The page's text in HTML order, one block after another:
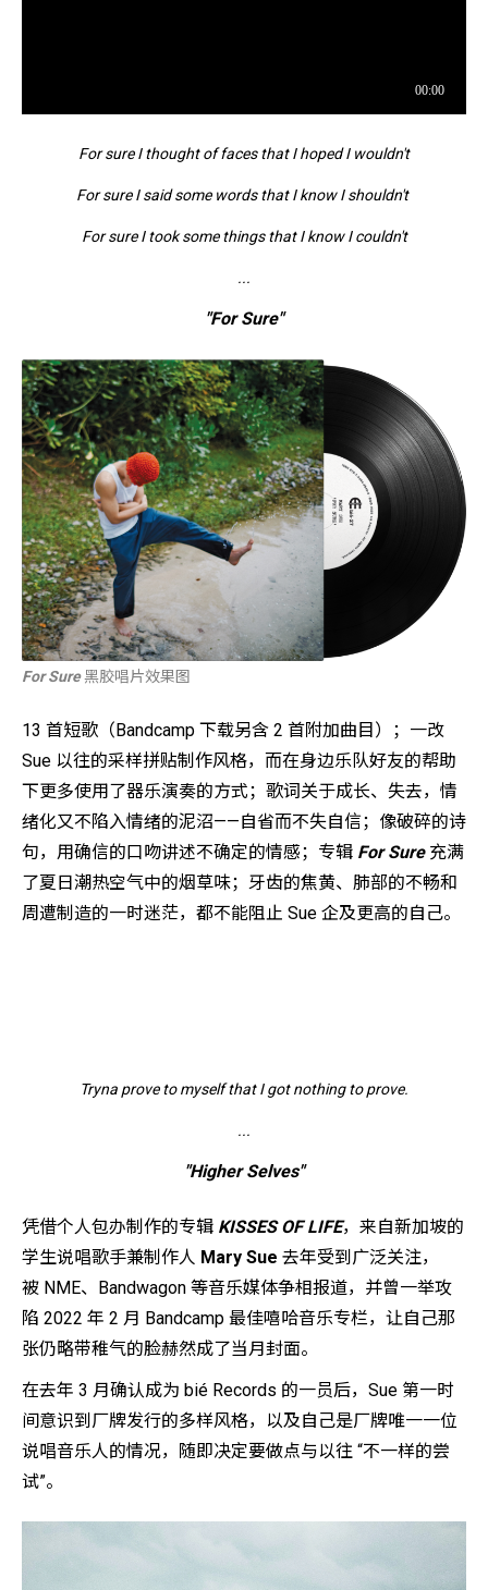
For sure I thought of faces that I hoped I wouldn't
For sure I said some words that I know I shouldn't
For sure I took some things that I know I couldn't
...
"For Sure"
For Sure黑胶唱片效果图
13 首短歌（Bandcamp 下载另含 2 首附加曲目）；一改
Sue 以往的采样拼贴制作风格，而在身边乐队好友的帮助
下更多使用了器乐演奏的方式；歌词关于成长、失去，情
绪化又不陷入情绪的泥沼——自省而不失自信；像破碎的诗
句，用确信的口吻讲述不确定的情感；专辑 For Sure 充满
了夏日潮热空气中的烟草味； 牙齿的焦黄、肺部的不畅和
周遭制造的一时迷茫，都不能阻止 Sue 企及更高的自己。
Tryna prove to myself that I got nothing to prove.
...
"Higher Selves"
凭借个人包办制作的专辑 KISSES OF LIFE，来自新加坡的
学生说唱歌手兼制作人 Mary Sue 去年受到广泛关注，
被 NME、Bandwagon 等音乐媒体争相报道，并曾一举攻
陷 2022 年 2 月 Bandcamp 最佳嘻哈音乐专栏，让自己那
张仍略带稚气的脸赫然成了当月封面。
在去年 3 月确认成为 bié Records 的一员后，Sue 第一时
间意识到厂牌发行的多样风格，以及自己是厂牌唯一一位
说唱音乐人的情况，随即决定要做点与以往 “不一样的尝
试”。